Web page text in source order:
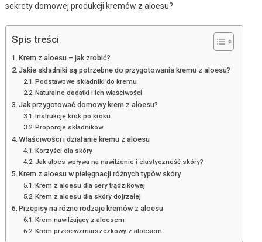
sekrety domowej produkcji kremów z aloesu?
Spis treści
Krem z aloesu – jak zrobić?
Jakie składniki są potrzebne do przygotowania kremu z aloesu?
Podstawowe składniki do kremu
Naturalne dodatki i ich właściwości
Jak przygotować domowy krem z aloesu?
Instrukcje krok po kroku
Proporcje składników
Właściwości i działanie kremu z aloesu
Korzyści dla skóry
Jak aloes wpływa na nawilżenie i elastyczność skóry?
Krem z aloesu w pielęgnacji różnych typów skóry
Krem z aloesu dla cery trądzikowej
Krem z aloesu dla skóry dojrzałej
Przepisy na różne rodzaje kremów z aloesu
Krem nawilżający z aloesem
Krem przeciwzmarszczkowy z aloesem